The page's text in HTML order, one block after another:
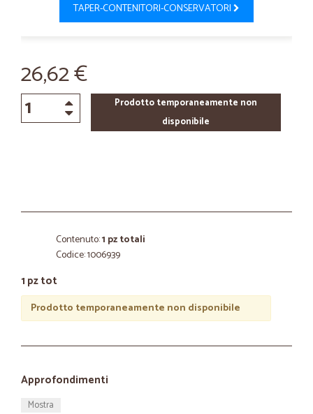
TAPER-CONTENITORI-CONSERVATORI
26,62 €
Prodotto temporaneamente non
disponibile
Contenuto:1 pz totali
Codice: 1006939
1 pz tot
Prodotto temporaneamente non disponibile
Approfondimenti
Mostra